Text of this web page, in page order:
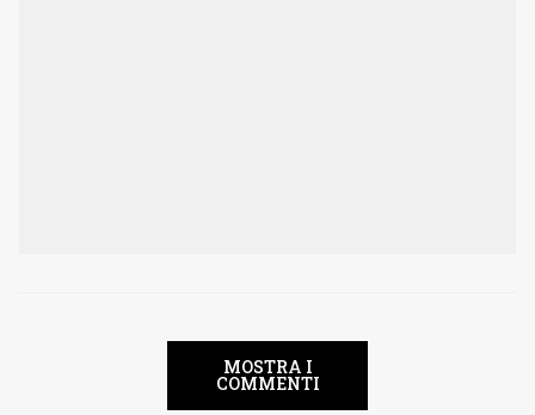
MOSTRA I
COMMENTI